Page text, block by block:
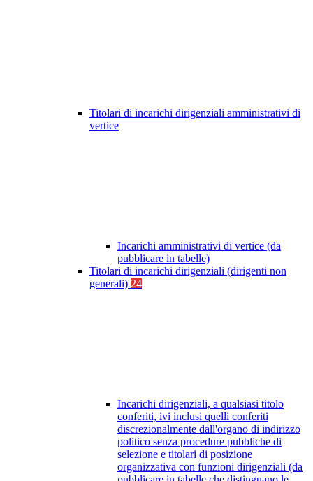
Titolari di incarichi dirigenziali amministrativi di
vertice
Incarichi amministrativi di vertice (da
pubblicare in tabelle)
Titolari di incarichi dirigenziali (dirigenti non
generali) 24
Incarichi dirigenziali, a qualsiasi titolo
conferiti, ivi inclusi quelli conferiti
discrezionalmente dall'organo di indirizzo
politico senza procedure pubbliche di
selezione e titolari di posizione
organizzativa con funzioni dirigenziali (da